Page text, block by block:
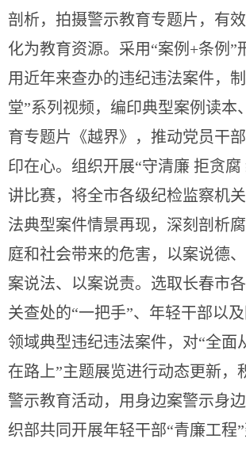
剖析，拍摄警示教育专题片，有
化为教育资源。采用“案例+条例”
用近年来查办的违纪违法案件，
堂”系列视频，编印典型案例读本
育专题片《越界》，推动党员干
印在心。组织开展“守清廉 拒贪腐
讲比赛，将全市各级纪检监察机
法典型案件情景再现，深刻剖析
庭和社会带来的危害，以案说德
案说法、以案说责。选取长春市
关查处的“一把手”、年轻干部以
领域典型违纪违法案件，对“全面
在路上”主题展览进行动态更新，
警示教育活动，用身边案警示身
织部共同开展年轻干部“青廉工程